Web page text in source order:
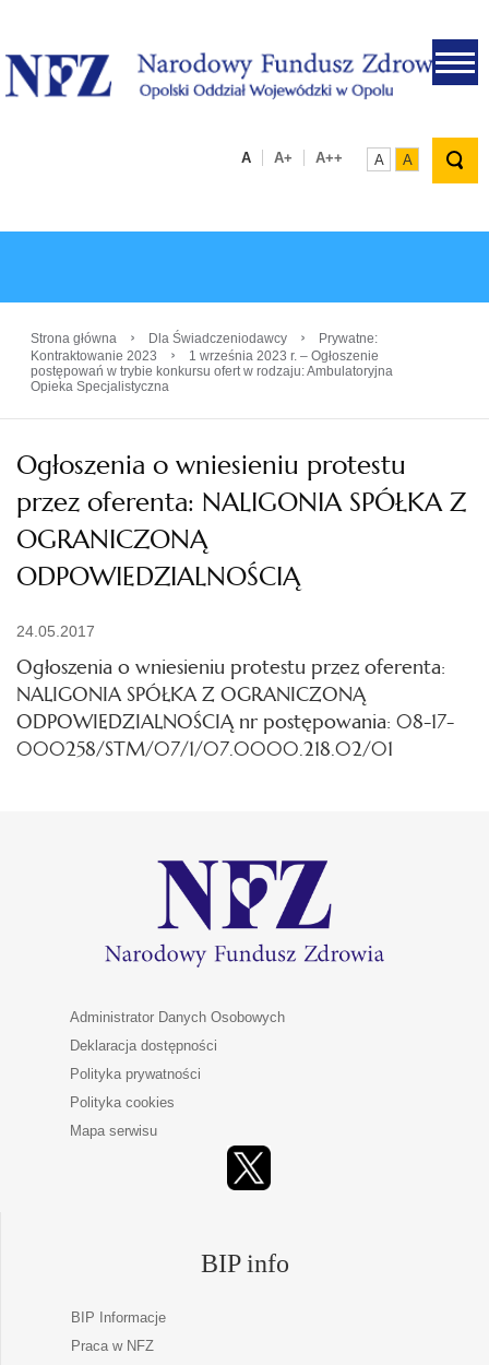
.
A A+ A++ A A
Strona główna › Dla Świadczeniodawcy ›
Prywatne:
Kontraktowanie 2023
›
1 września 2023 r. – Ogłoszenie
postępowań w trybie konkursu ofert w rodzaju: Ambulatoryjna
Opieka Specjalistyczna
Ogłoszenia o wniesieniu protestu
przez oferenta: NALIGONIA SPÓŁKA Z
OGRANICZONĄ
ODPOWIEDZIALNOŚCIĄ
24.05.2017
Ogłoszenia o wniesieniu protestu przez oferenta:
NALIGONIA SPÓŁKA Z OGRANICZONĄ
ODPOWIEDZIALNOŚCIĄ nr postępowania: 08-17-
000258/STM/07/1/07.0000.218.02/01
Administrator Danych Osobowych
Deklaracja dostępności
Polityka prywatności
Polityka cookies
Mapa serwisu
BIP info
BIP Informacje
Praca w NFZ